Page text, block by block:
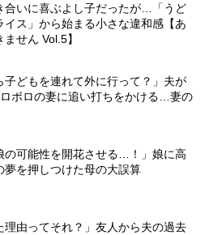
合いに喜ぶよし子だったが…「うど
イス」から始まる小さな違和感【あ
せん Vol.5】
子どもを連れて外に行って？」夫が
ボロの妻に追い打ちをかける…妻の
の可能性を開花させる…！」娘に高
夢を押しつけた母の大誤算
理由ってそれ？」友人から夫の過去